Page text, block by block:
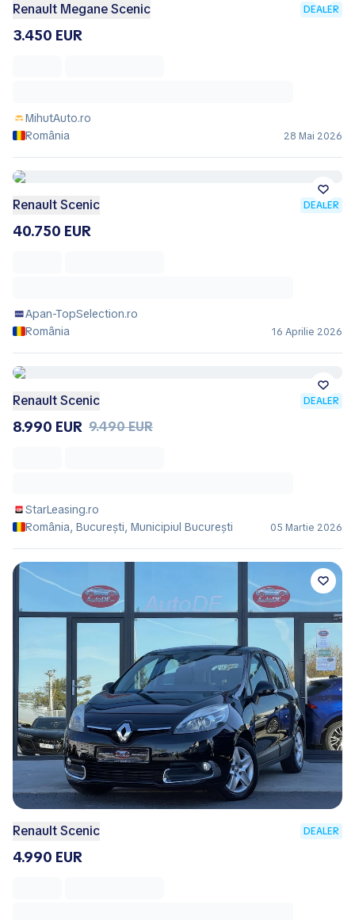
Renault Megane Scenic DEALER
3.450 EUR
MihutAuto.ro
România
28 Mai 2026
Renault Scenic DEALER
40.750 EUR
Apan-TopSelection.ro
România
16 Aprilie 2026
Renault Scenic DEALER
8.990 EUR 9.490 EUR
StarLeasing.ro
România, București, Municipiul Bucureşti
05 Martie 2026
Renault Scenic DEALER
4.990 EUR